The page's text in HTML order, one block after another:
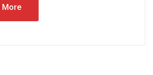
More